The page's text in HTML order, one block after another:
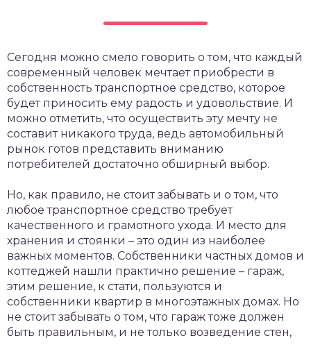
Сегодня можно смело говорить о том, что каждый
современный человек мечтает приобрести в
собственность транспортное средство, которое
будет приносить ему радость и удовольствие. И
можно отметить, что осуществить эту мечту не
составит никакого труда, ведь автомобильный
рынок готов представить вниманию
потребителей достаточно обширный выбор.
Но, как правило, не стоит забывать и о том, что
любое транспортное средство требует
качественного и грамотного ухода. И место для
хранения и стоянки – это один из наиболее
важных моментов. Собственники частных домов и
коттеджей нашли практично решение – гараж,
этим решение, к стати, пользуются и
собственники квартир в многоэтажных домах. Но
не стоит забывать о том, что гараж тоже должен
быть правильным, и не только возведение стен,